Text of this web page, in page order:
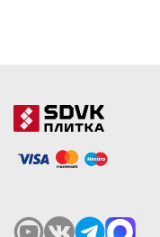
Испанская